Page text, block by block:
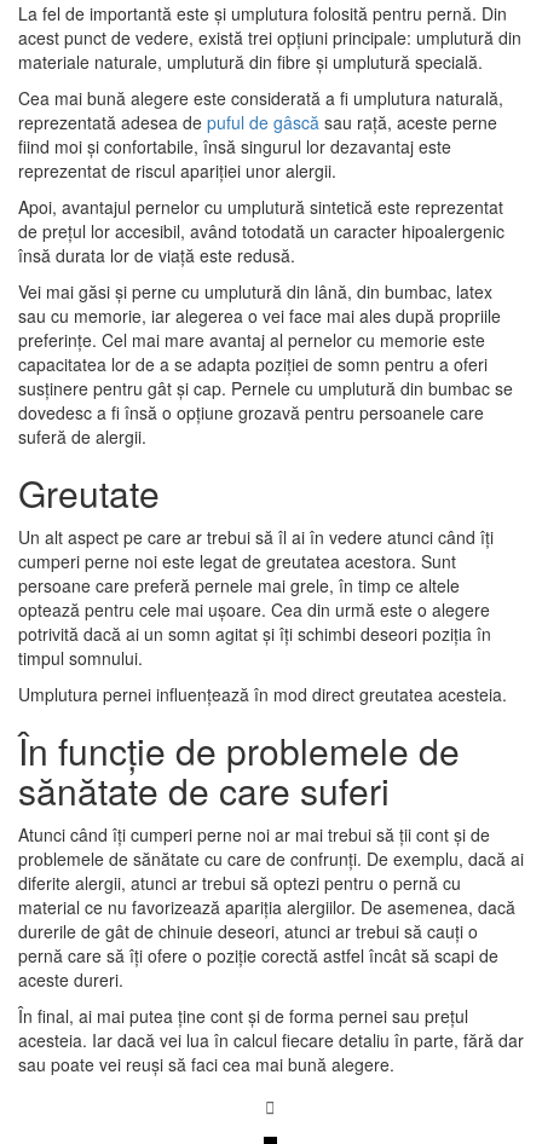
La fel de importantă este și umplutura folosită pentru pernă. Din
acest punct de vedere, există trei opțiuni principale: umplutură din
materiale naturale, umplutură din fibre și umplutură specială.
Cea mai bună alegere este considerată a fi umplutura naturală,
reprezentată adesea de puful de gâscă sau rață, aceste perne
fiind moi și confortabile, însă singurul lor dezavantaj este
reprezentat de riscul apariției unor alergii.
Apoi, avantajul pernelor cu umplutură sintetică este reprezentat
de prețul lor accesibil, având totodată un caracter hipoalergenic
însă durata lor de viață este redusă.
Vei mai găsi și perne cu umplutură din lână, din bumbac, latex
sau cu memorie, iar alegerea o vei face mai ales după propriile
preferințe. Cel mai mare avantaj al pernelor cu memorie este
capacitatea lor de a se adapta poziției de somn pentru a oferi
susținere pentru gât și cap. Pernele cu umplutură din bumbac se
dovedesc a fi însă o opțiune grozavă pentru persoanele care
suferă de alergii.
Greutate
Un alt aspect pe care ar trebui să îl ai în vedere atunci când îți
cumperi perne noi este legat de greutatea acestora. Sunt
persoane care preferă pernele mai grele, în timp ce altele
optează pentru cele mai ușoare. Cea din urmă este o alegere
potrivită dacă ai un somn agitat și îți schimbi deseori poziția în
timpul somnului.
Umplutura pernei influențează în mod direct greutatea acesteia.
În funcție de problemele de
sănătate de care suferi
Atunci când îți cumperi perne noi ar mai trebui să ții cont și de
problemele de sănătate cu care de confrunți. De exemplu, dacă ai
diferite alergii, atunci ar trebui să optezi pentru o pernă cu
material ce nu favorizează apariția alergiilor. De asemenea, dacă
durerile de gât de chinuie deseori, atunci ar trebui să cauți o
pernă care să îți ofere o poziție corectă astfel încât să scapi de
aceste dureri.
În final, ai mai putea ține cont și de forma pernei sau prețul
acesteia. Iar dacă vei lua în calcul fiecare detaliu în parte, fără dar
sau poate vei reuși să faci cea mai bună alegere.